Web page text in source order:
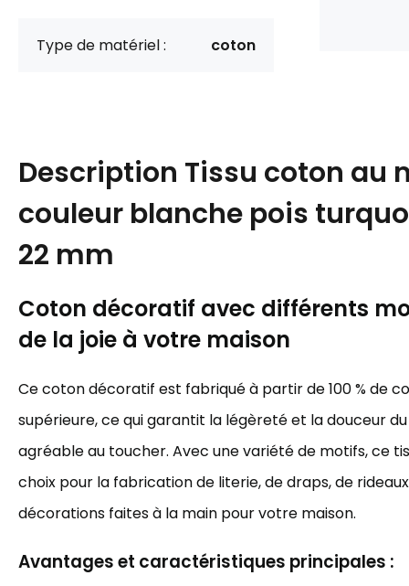
Type de matériel : coton
Description Tissu coton au
couleur blanche pois
22 mm
Coton décoratif avec différents
de la joie à votre maison
Ce coton décoratif est fabriqué à partir de 100 % de
supérieure, ce qui garantit la légèreté et la douceur
agréable au toucher. Avec une variété de motifs, ce
choix pour la fabrication de literie, de draps, de
décorations faites à la main pour votre maison.
Avantages et caractéristiques principales :